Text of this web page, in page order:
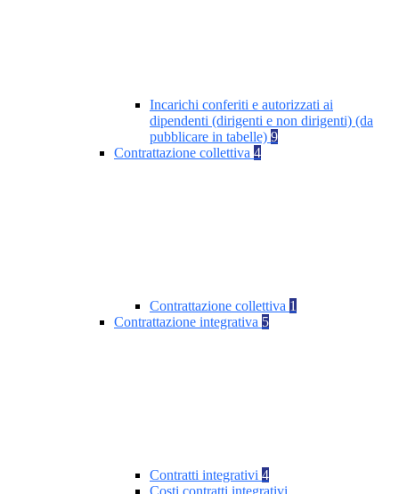
Incarichi conferiti e autorizzati ai
dipendenti (dirigenti e non dirigenti) (da
pubblicare in tabelle) 9
Contrattazione collettiva 4
Contrattazione collettiva 1
Contrattazione integrativa 5
Contratti integrativi 4